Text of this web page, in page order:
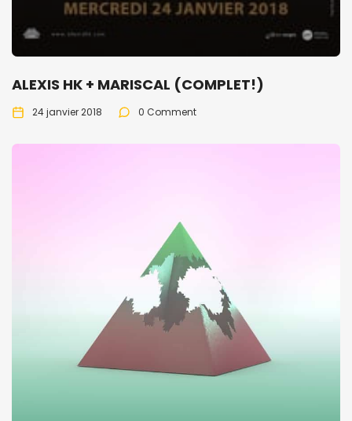
ALEXIS HK + MARISCAL (COMPLET!)
24 janvier 2018 0 Comment